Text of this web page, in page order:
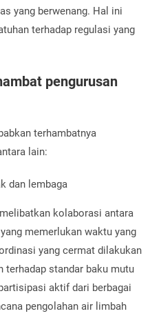
yang berwenang. Hal ini
terhadap regulasi yang
pengurusan
terhambatnya
lain:
dan lembaga
kolaborasi antara
memerlukan waktu yang
yang cermat dilakukan
terhadap standar baku mutu
aktif dari berbagai
pengolahan air limbah